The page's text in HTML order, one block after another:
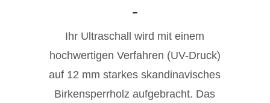
-
Ihr Ultraschall wird mit einem
hochwertigen Verfahren (UV-Druck)
auf 12 mm starkes skandinavisches
Birkensperrholz aufgebracht. Das